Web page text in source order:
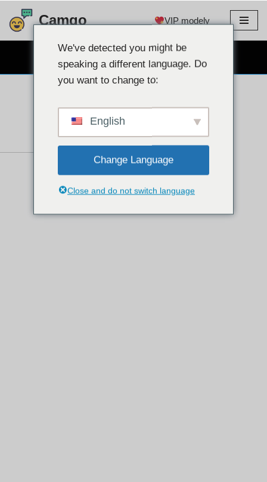
Prejsť
Camgo VIP modely
BEZPLATNÝ WEBOVÝ CHAT
We've detected you might be
speaking a different language. Do
you want to change to:
English
Change Language
Close and do not switch language